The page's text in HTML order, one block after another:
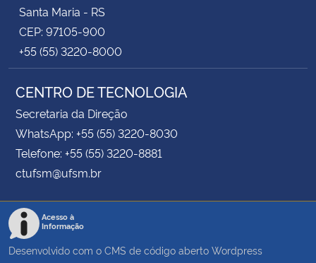
Santa Maria - RS
CEP: 97105-900
+55 (55) 3220-8000
CENTRO DE TECNOLOGIA
Secretaria da Direção
WhatsApp: +55 (55) 3220-8030
Telefone: +55 (55) 3220-8881
ctufsm@ufsm.br
Acesso à
Informação
Desenvolvido com o CMS de código aberto Wordpress